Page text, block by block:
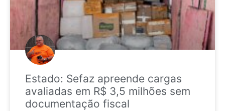
Estado: Sefaz apreende cargas
avaliadas em R$ 3,5 milhões sem
documentação fiscal